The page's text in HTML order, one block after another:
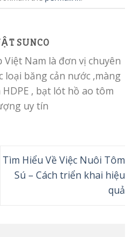
SUNCO
Việt Nam là đơn vị chuyên
loại băng cản nước ,màng
, bạt lót hồ ao tôm
uy tín
Tìm Hiểu Về Việc Nuôi Tôm
Sú – Cách triển khai hiệu
quả